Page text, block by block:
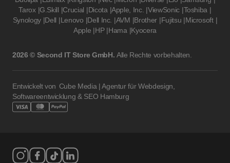
Tarox |G.Skill |Crucial |Dicota |Apple, Inc. |ViewSonic |Toshiba |
Synology |Dell |Lenovo |Dell Inc. |AVM |Brother |Fujitsu |Microsoft |
Apple |HP |Hama |Kyocera
2026 © Second IT Store GmbH. Alle Rechte vorbehalten.
Entwickelt von Cube Media | Agentur für Webdesign,
Softwareentwicklung & SEO Hamburg